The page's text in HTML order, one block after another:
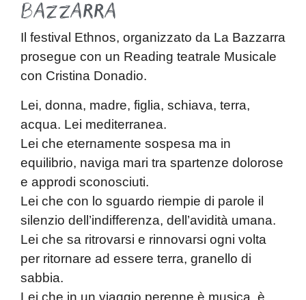
Bazzarra
Il festival Ethnos, organizzato da La Bazzarra
prosegue con un Reading teatrale Musicale
con Cristina Donadio.
Lei, donna, madre, figlia, schiava, terra,
acqua. Lei mediterranea.
Lei che eternamente sospesa ma in
equilibrio, naviga mari tra spartenze dolorose
e approdi sconosciuti.
Lei che con lo sguardo riempie di parole il
silenzio dell’indifferenza, dell’avidità umana.
Lei che sa ritrovarsi e rinnovarsi ogni volta
per ritornare ad essere terra, granello di
sabbia.
Lei che in un viaggio perenne è musica, è